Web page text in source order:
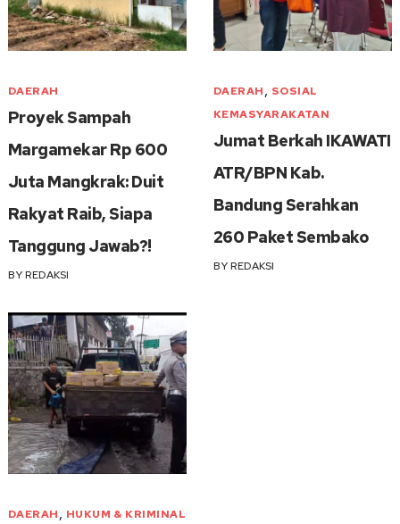
DAERAH
Proyek Sampah
Margamekar Rp 600
Juta Mangkrak: Duit
Rakyat Raib, Siapa
Tanggung Jawab?!
BYREDAKSI
DAERAH, SOSIAL
KEMASYARAKATAN
Jumat Berkah IKAWATI
ATR/BPN Kab.
Bandung Serahkan
260 Paket Sembako
BYREDAKSI
DAERAH, HUKUM & KRIMINAL